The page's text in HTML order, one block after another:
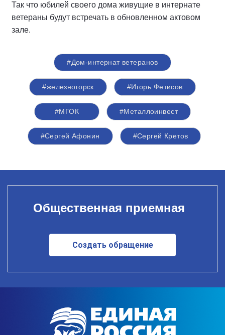
Так что юбилей своего дома живу­щие в интернате
ветераны будут встречать в обновленном акто­вом
зале.
#Дом-интернат ветеранов
#железногорск #Игорь Фетисов
#МГОК #Металлоинвест
#Сергей Афонин #Сергей Кретов
Общественная приемная
Создать обращение